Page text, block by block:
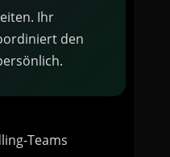
Ihr
den
Teams